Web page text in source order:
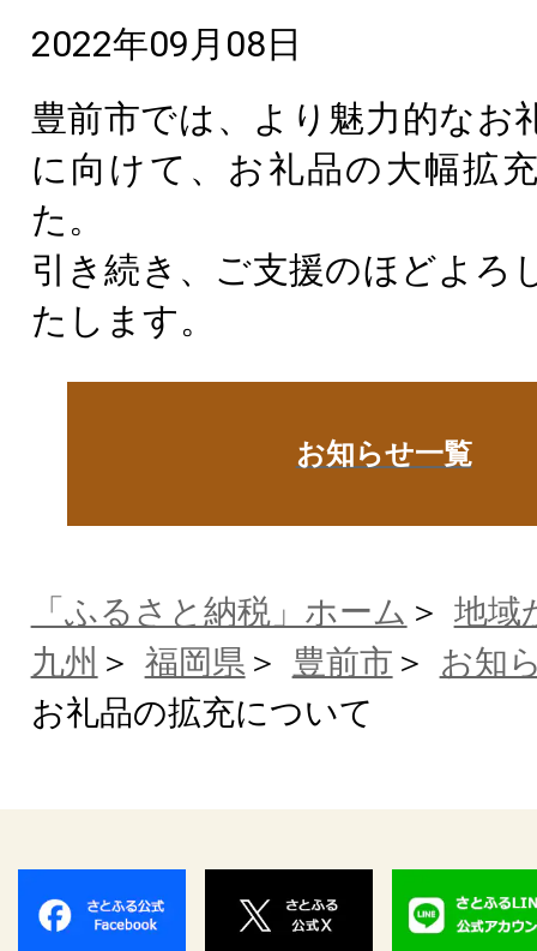
2022年09月08日
豊前市では、より魅力的なお
に向けて、お礼品の大幅拡
た。
引き続き、ご支援のほどよろ
たします。
お知らせ一覧
「ふるさと納税」ホーム
地域
九州
福岡県 豊前市
お知
お礼品の拡充について